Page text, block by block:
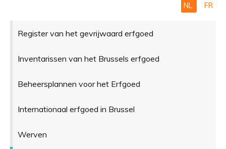
NL FR
Register van het gevrijwaard erfgoed
Inventarissen van het Brussels erfgoed
Beheersplannen voor het Erfgoed
Internationaal erfgoed in Brussel
Werven